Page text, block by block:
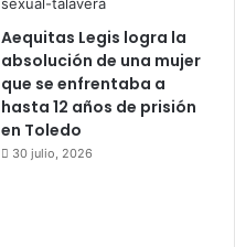
Aequitas Legis logra la
absolución de una mujer
que se enfrentaba a
hasta 12 años de prisión
en Toledo
30 julio, 2026